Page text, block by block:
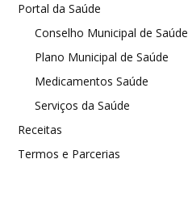
Portal da Saúde
Conselho Municipal de Saúde
Plano Municipal de Saúde
Medicamentos Saúde
Serviços da Saúde
Receitas
Termos e Parcerias